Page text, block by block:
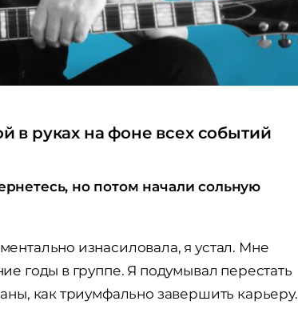
в руках на фоне всех событий
но потом начали сольную
изнасиловала, я устал. Мне
годы в группе. Я подумывал перестать
как триумфально завершить карьеру.